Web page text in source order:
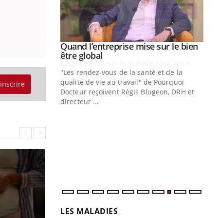
Youtube
qui
Dans cet
Youtube
Quand l’entreprise mise sur le bien
être globalYoutube
"Les rendez-vous de la santé et de la
qualité de vie au travail" de Pourquoi
Docteur reçoivent Régis Blugeon, DRH et
directeur ...
LES MALADIES